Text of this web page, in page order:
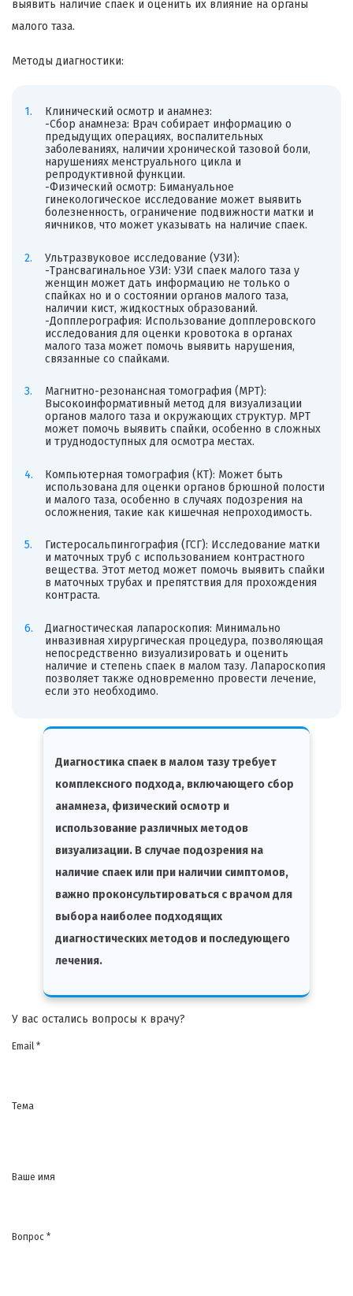
выявить наличие спаек и оценить их влияние на органы
малого таза.
Методы диагностики:
Клинический осмотр и анамнез:
-Сбор анамнеза: Врач собирает информацию о
предыдущих операциях, воспалительных
заболеваниях, наличии хронической тазовой боли,
нарушениях менструального цикла и
репродуктивной функции.
-Физический осмотр: Бимануальное
гинекологическое исследование может выявить
болезненность, ограничение подвижности матки и
яичников, что может указывать на наличие спаек.
Ультразвуковое исследование (УЗИ):
-Трансвагинальное УЗИ: УЗИ спаек малого таза у
женщин может дать информацию не только о
спайках но и о состоянии органов малого таза,
наличии кист, жидкостных образований.
-Допплерография: Использование допплеровского
исследования для оценки кровотока в органах
малого таза может помочь выявить нарушения,
связанные со спайками.
Магнитно-резонансная томография (МРТ):
Высокоинформативный метод для визуализации
органов малого таза и окружающих структур. МРТ
может помочь выявить спайки, особенно в сложных
и труднодоступных для осмотра местах.
Компьютерная томография (КТ): Может быть
использована для оценки органов брюшной полости
и малого таза, особенно в случаях подозрения на
осложнения, такие как кишечная непроходимость.
Гистеросальпингография (ГСГ): Исследование матки
и маточных труб с использованием контрастного
вещества. Этот метод может помочь выявить спайки
в маточных трубах и препятствия для прохождения
контраста.
Диагностическая лапароскопия: Минимально
инвазивная хирургическая процедура, позволяющая
непосредственно визуализировать и оценить
наличие и степень спаек в малом тазу. Лапароскопия
позволяет также одновременно провести лечение,
если это необходимо.
Диагностика спаек в малом тазу требует
комплексного подхода, включающего сбор
анамнеза, физический осмотр и
использование различных методов
визуализации. В случае подозрения на
наличие спаек или при наличии симптомов,
важно проконсультироваться с врачом для
выбора наиболее подходящих
диагностических методов и последующего
лечения.
У вас остались вопросы к врачу?
Email *
Тема
Ваше имя
Вопрос *